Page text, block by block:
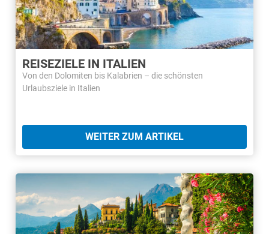
REISEZIELE IN ITALIEN
Von den Dolomiten bis Kalabrien – die schönsten
Urlaubsziele in Italien
WEITER ZUM ARTIKEL